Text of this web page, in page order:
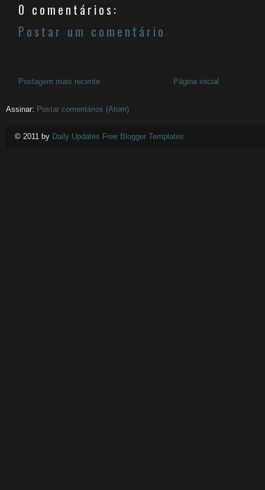
0 comentários:
Postar um comentário
Postagem mais recente Página inicial
Assinar: Postar comentários (Atom)
© 2011 by Daily Updates Free Blogger Templates